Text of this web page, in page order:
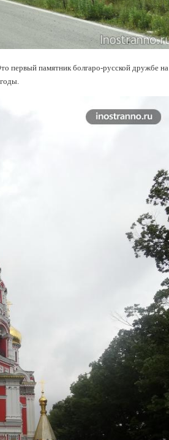
первый памятник болгаро-русской дружбе на